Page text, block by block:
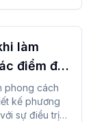
làm
điểm đặt
phong cách
kế phương
sự điều trị